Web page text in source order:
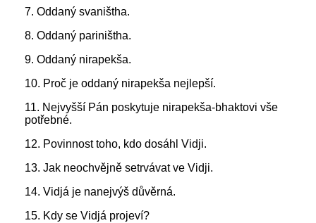
7. Oddaný svaništha.
8. Oddaný pariništha.
9. Oddaný nirapekša.
10. Proč je oddaný nirapekša nejlepší.
11. Nejvyšší Pán poskytuje nirapekša-bhaktovi vše
potřebné.
12. Povinnost toho, kdo dosáhl Vidji.
13. Jak neochvějně setrvávat ve Vidji.
14. Vidjá je nanejvýš důvěrná.
15. Kdy se Vidjá projeví?